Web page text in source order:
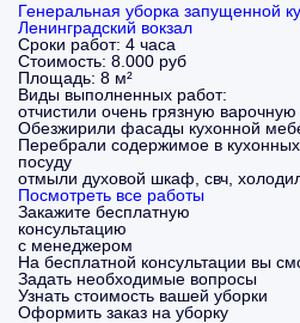
Генеральная уборка запущенной
Ленинградский вокзал
Сроки работ: 4 часа
Стоимость: 8.000 руб
Площадь: 8 м²
Виды выполненных работ:
отчистили очень грязную
Обезжирили фасады кухонной
Перебрали содержимое в
посуду
отмыли духовой шкаф, свч,
Посмотреть все работы
Закажите бесплатную
консультацию
с менеджером
На бесплатной консультации вы
Задать необходимые вопросы
Узнать стоимость вашей уборки
Оформить заказ на уборку